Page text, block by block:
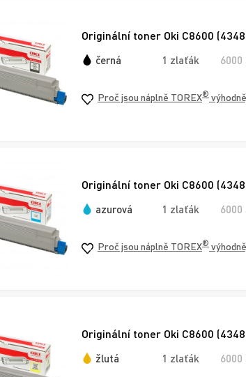
Originální toner Oki C8600
černá 1 zlaťák
Proč jsou náplně TOREX®
Originální toner Oki C8600
azurová 1 zlaťák
Proč jsou náplně TOREX®
Originální toner Oki C8600
žlutá 1 zlaťák